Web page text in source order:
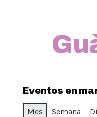
Eventos en
Mes Semana